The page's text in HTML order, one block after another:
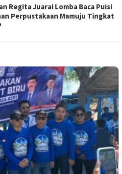
Regita Juarai Lomba Baca Puisi
Perpustakaan Mamuju Tingkat